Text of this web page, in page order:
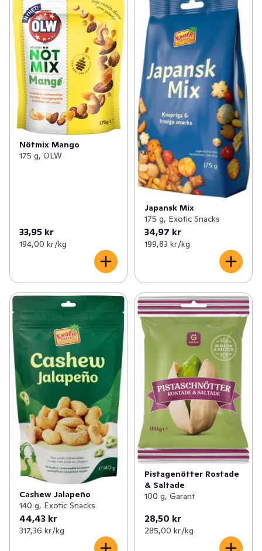
Nötmix Mango
175 g, OLW
33,95 kr
194,00 kr /kg
Japansk Mix
175 g, Exotic Snacks
34,97 kr
199,83 kr /kg
Cashew Jalapeño
140 g, Exotic Snacks
44,43 kr
317,36 kr /kg
Pistagenötter Rostade
& Saltade
100 g, Garant
28,50 kr
285,00 kr /kg